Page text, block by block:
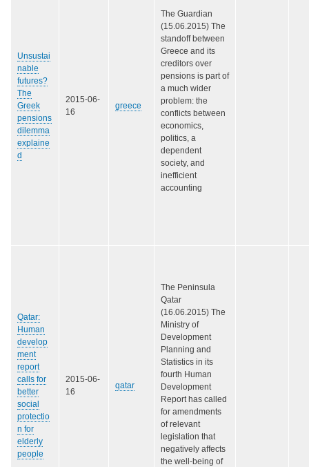
Unsustai
nable
futures?
The
Greek
pensions
dilemma
explaine
d
2015-06-
16
greece
The Guardian
(15.06.2015) The
standoff between
Greece and its
creditors over
pensions is part of
a much wider
problem: the
conflicts between
economics,
politics, a
dependent
society, and
inefficient
accounting
Qatar:
Human
develop
ment
report
calls for
better
social
protectio
n for
elderly
people
2015-06-
16
qatar
The Peninsula
Qatar
(16.06.2015) The
Ministry of
Development
Planning and
Statistics in its
fourth Human
Development
Report has called
for amendments
of relevant
legislation that
negatively affects
the well-being of